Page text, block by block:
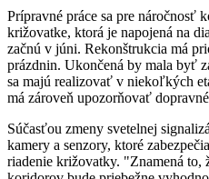
Prípravné práce sa pre náročnosť
križovatke, ktorá je napojená na
začnú v júni. Rekonštrukcia má
prázdnin. Ukončená by mala byť
sa majú realizovať v niekoľkých
má zároveň upozorňovať
Súčasťou zmeny svetelnej
kamery a senzory, ktoré
riadenie križovatky. "Znamená to,